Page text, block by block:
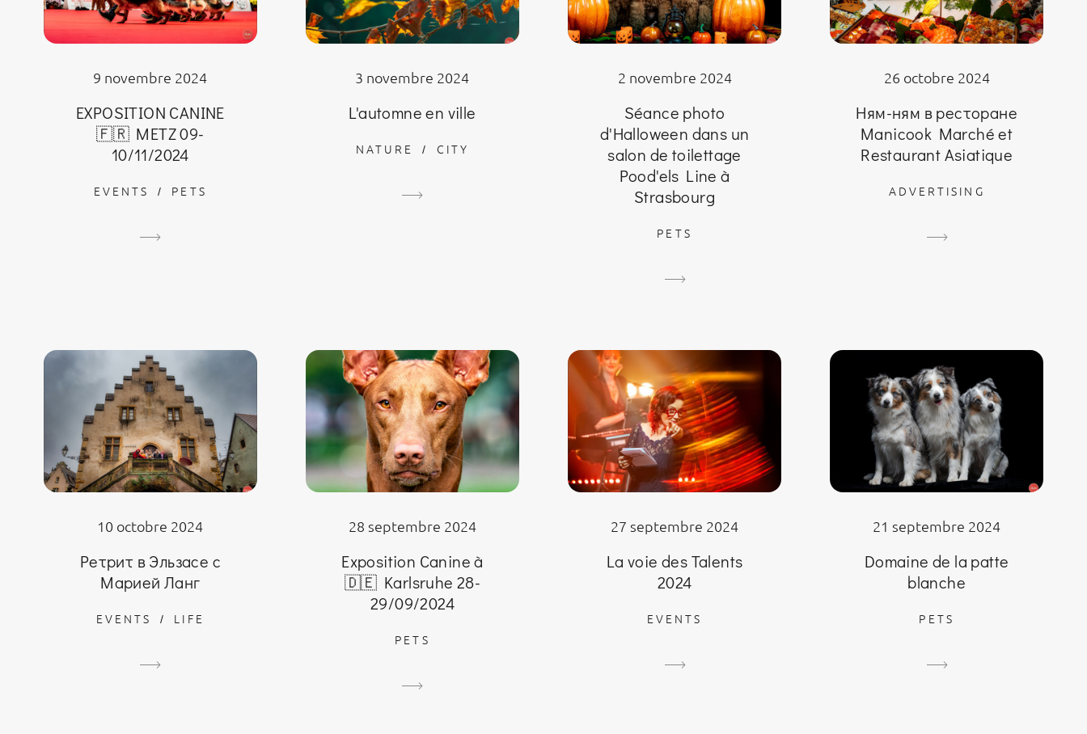
9 novembre 2024
EXPOSITION CANINE
🇫🇷 METZ 09-
10/11/2024
EVENTS PETS
3 novembre 2024
L'automne en ville
NATURE CITY
2 novembre 2024
Séance photo
d'Halloween dans un
salon de toilettage
Pood'els Line à
Strasbourg
PETS
26 octobre 2024
Ням-ням в ресторане
Manicook Marché et
Restaurant Asiatique
ADVERTISING
10 octobre 2024
Ретрит в Эльзасе с
Марией Ланг
EVENTS LIFE
28 septembre 2024
Exposition Canine à
🇩🇪 Karlsruhe 28-
29/09/2024
PETS
27 septembre 2024
La voie des Talents
2024
EVENTS
21 septembre 2024
Domaine de la patte
blanche
PETS